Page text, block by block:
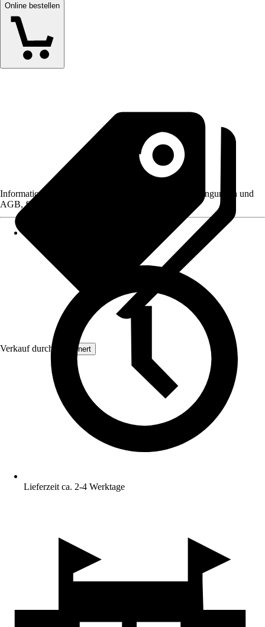
Online bestellen
Verkauf durch: Grownert
Informationen des Verkäufers, wie z. B. Rückgabebedingungen und
AGB, finden Sie bei Klick auf den Verkäufernamen.
Lieferzeit ca. 2-4 Werktage